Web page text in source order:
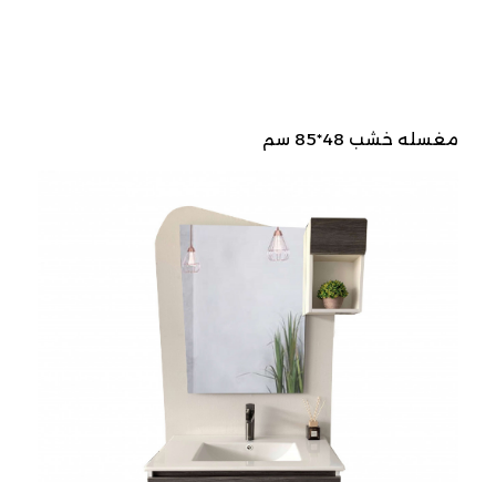
مغسله خشب 48*85 سم